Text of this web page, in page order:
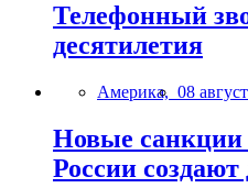
Телефонный
десятилетия
Америка, 08
Новые
России